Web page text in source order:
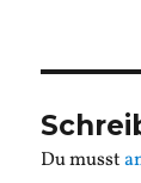
Du musst